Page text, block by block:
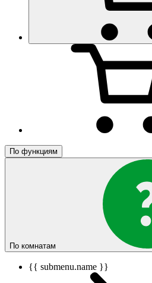
По функциям
По комнатам
{{ submenu.name }}